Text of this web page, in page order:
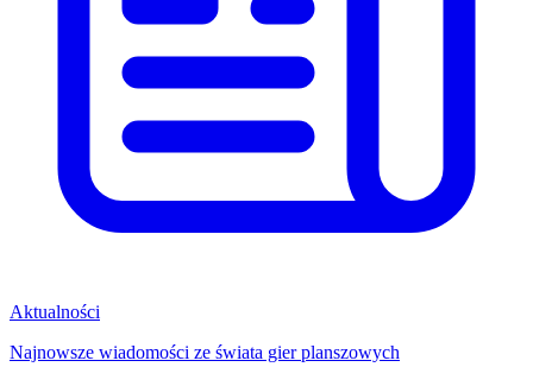
Aktualności
Najnowsze wiadomości ze świata gier planszowych